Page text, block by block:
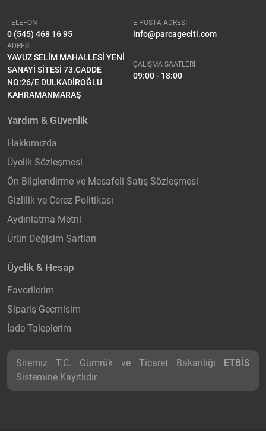
TELEFON
0 (545) 468 16 95
E-POSTA ADRESİ
info@parcageciti.com
ADRES
YAVUZ SELİM MAHALLESİ YENİ
SANAYİ SİTESİ 73.CADDE
NO:26/E DULKADİROĞLU
KAHRAMANMARAŞ
ÇALIŞMA SAATLERİ
09:00 - 18:00
Yardım & Güvenlik
Hakkımızda
Üyelik Sözleşmesi
Ön Bilglendirme ve Mesafeli Satış Sözleşmesi
Gizlilik ve Çerez Politikası
Aydınlatma Metni
Ürün Değişim Şartları
Üyelik & Hesap
Favorilerim
Sipariş Geçmisim
İade Taleplerim
Sitemiz T.C. Gümrük ve Ticaret Bakanlığı ETBİS
Sistemine Kayıtlıdır.